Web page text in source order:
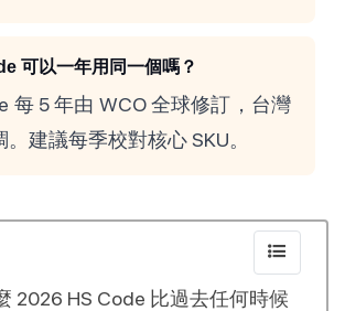
可以一年用同一個嗎？
每 5 年由 WCO 全球修訂，台灣
建議每季校對核心 SKU。
2026 HS Code 比過去任何時候